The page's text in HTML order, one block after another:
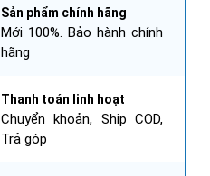
Sản phẩm chính hãng
Mới 100%. Bảo hành chính
hãng
Thanh toán linh hoạt
Chuyển khoản, Ship COD,
Trả góp